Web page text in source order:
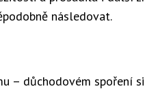
následovat.
– důchodovém spoření